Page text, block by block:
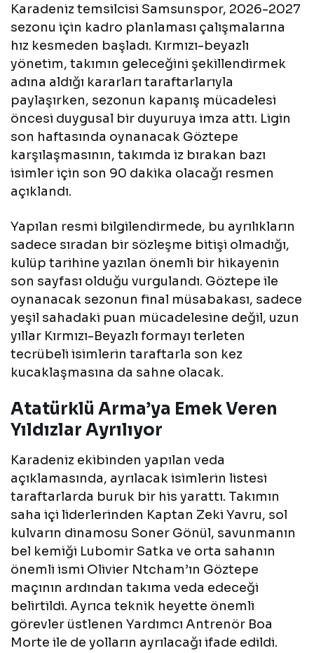
Karadeniz temsilcisi Samsunspor, 2026-2027
sezonu için kadro planlaması çalışmalarına
hız kesmeden başladı. Kırmızı-beyazlı
yönetim, takımın geleceğini şekillendirmek
adına aldığı kararları taraftarlarıyla
paylaşırken, sezonun kapanış mücadelesi
öncesi duygusal bir duyuruya imza attı. Ligin
son haftasında oynanacak Göztepe
karşılaşmasının, takımda iz bırakan bazı
isimler için son 90 dakika olacağı resmen
açıklandı.
Yapılan resmi bilgilendirmede, bu ayrılıkların
sadece sıradan bir sözleşme bitişi olmadığı,
kulüp tarihine yazılan önemli bir hikayenin
son sayfası olduğu vurgulandı. Göztepe ile
oynanacak sezonun final müsabakası, sadece
yeşil sahadaki puan mücadelesine değil, uzun
yıllar Kırmızı-Beyazlı formayı terleten
tecrübeli isimlerin taraftarla son kez
kucaklaşmasına da sahne olacak.
Atatürklü Arma’ya Emek Veren
Yıldızlar Ayrılıyor
Karadeniz ekibinden yapılan veda
açıklamasında, ayrılacak isimlerin listesi
taraftarlarda buruk bir his yarattı. Takımın
saha içi liderlerinden Kaptan Zeki Yavru, sol
kulvarın dinamosu Soner Gönül, savunmanın
bel kemiği Lubomir Satka ve orta sahanın
önemli ismi Olivier Ntcham’ın Göztepe
maçının ardından takıma veda edeceği
belirtildi. Ayrıca teknik heyette önemli
görevler üstlenen Yardımcı Antrenör Boa
Morte ile de yolların ayrılacağı ifade edildi.